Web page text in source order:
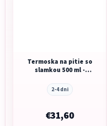
Termoska na pitie so
slamkou 500 ml -
2-4 dni
€31,60